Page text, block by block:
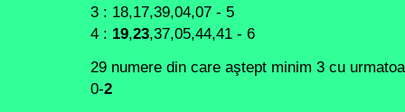
3 : 18,17,39,04,07 - 5
4 : 19,23,37,05,44,41 - 6
29 numere din care aştept minim 3 cu
0-2